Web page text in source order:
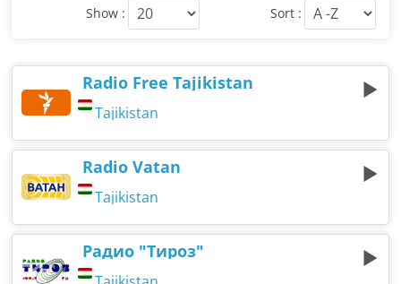
Show : Sort :
Radio Free Tajikistan
Tajikistan
Radio Vatan
Tajikistan
Радио "Тироз"